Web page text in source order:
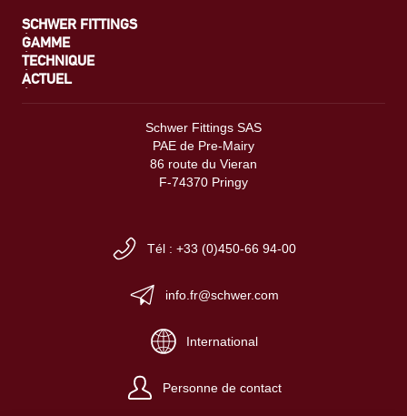
SCHWER FITTINGS
GAMME
TECHNIQUE
ACTUEL
Schwer Fittings SAS
PAE de Pre-Mairy
86 route du Vieran
F-74370 Pringy
Tél : +33 (0)450-66 94-00
info.fr@schwer.com
International
Personne de contact